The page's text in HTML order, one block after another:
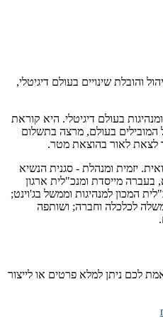
שינויים בעולם דיגיטלי,
בעולם דיגיטלי. היא קוראת
בעולם, מרצה בתשלום
לאור בהוצאת מטר.
ומנהלת - סגנית הנשיא
ומנכ"לית ארגון
למנהיגות וממשל בג'וינט;
וחברה; ושותפה
למלא פרטים או לייצור